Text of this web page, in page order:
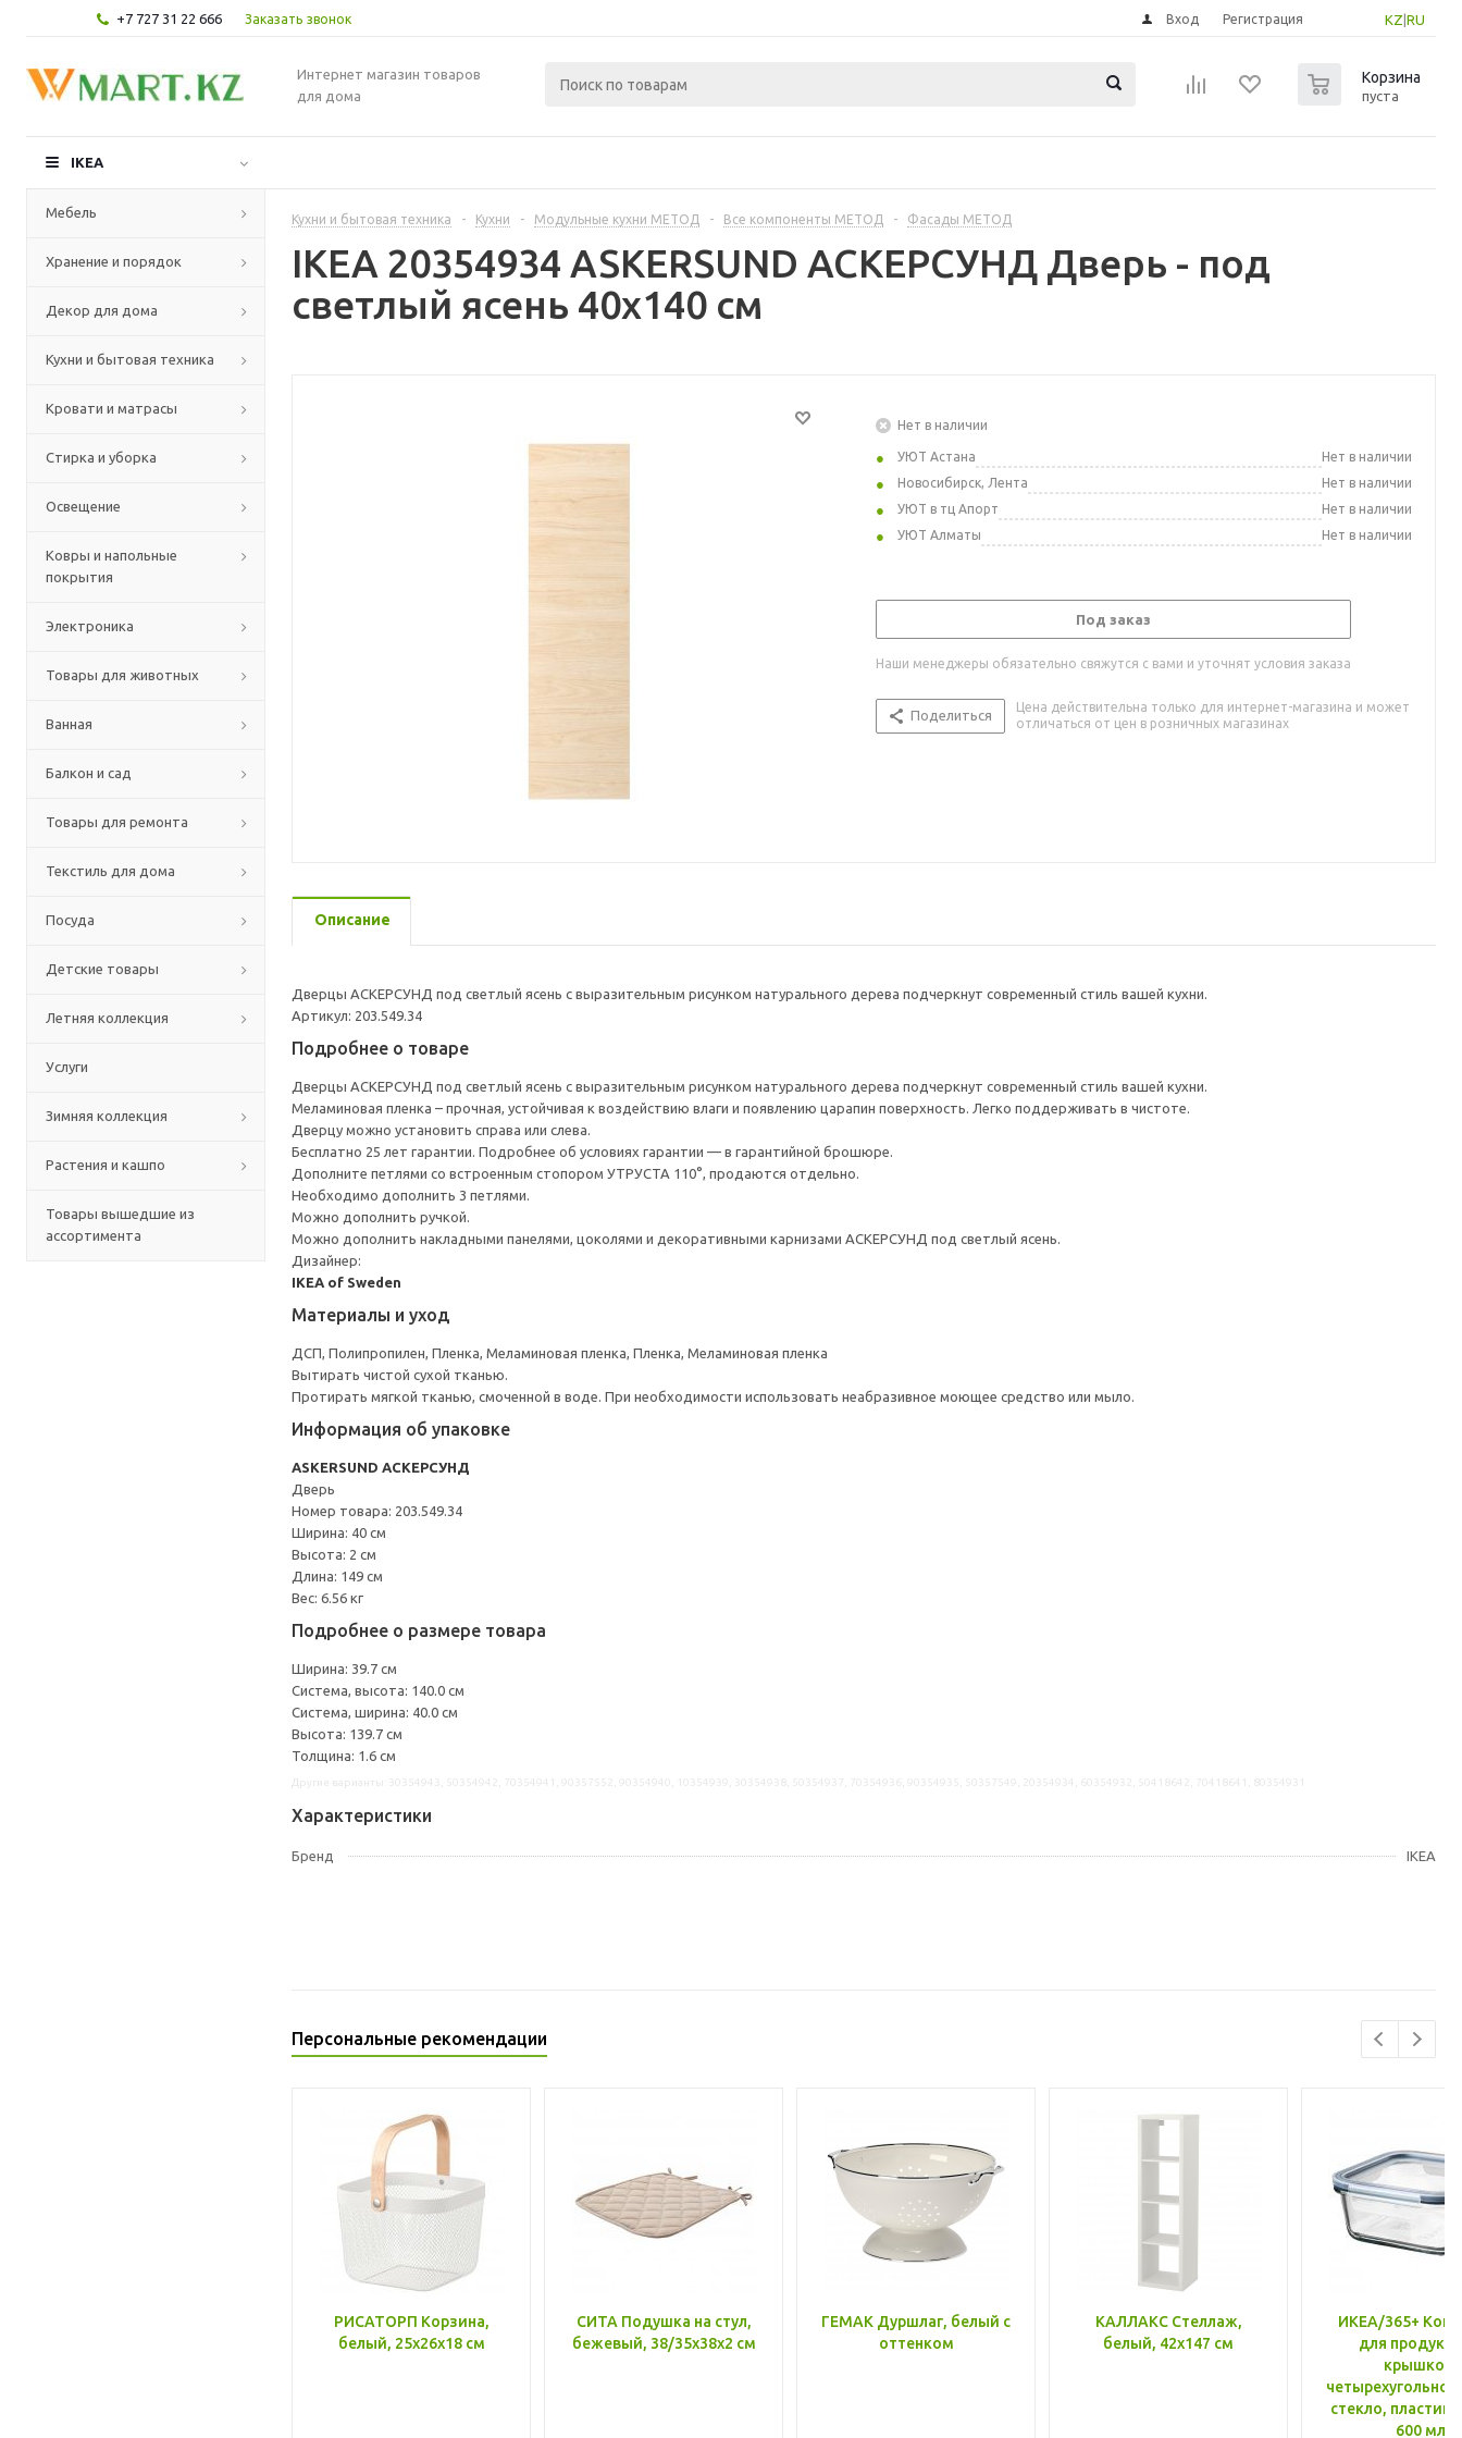
+7 727 31 22 666 Заказать звонок KZ RU
Вход Регистрация
Интернет магазин товаров
для дома
Корзина
пуста
IKEA
Мебель
Хранение и порядок
Декор для дома
Кухни и бытовая техника
Кровати и матрасы
Стирка и уборка
Освещение
Ковры и напольные
покрытия
Электроника
Товары для животных
Ванная
Балкон и сад
Товары для ремонта
Текстиль для дома
Посуда
Детские товары
Летняя коллекция
Услуги
Зимняя коллекция
Растения и кашпо
Товары вышедшие из
ассортимента
Кухни и бытовая техника - Кухни - Модульные кухни МЕТОД - Все компоненты МЕТОД - Фасады МЕТОД
IKEA 20354934 ASKERSUND АСКЕРСУНД Дверь - под
светлый ясень 40x140 см
Нет в наличии
УЮТ Астана
Нет в наличии
Новосибирск, Лента
Нет в наличии
УЮТ в тц Апорт
Нет в наличии
УЮТ Алматы
Нет в наличии
Под заказ
Наши менеджеры обязательно свяжутся с вами и уточнят условия заказа
Поделиться
Цена действительна только для интернет-магазина и может
отличаться от цен в розничных магазинах
Описание
Дверцы АСКЕРСУНД под светлый ясень с выразительным рисунком натурального дерева подчеркнут современный стиль вашей кухни.
Артикул: 203.549.34
Подробнее о товаре
Дверцы АСКЕРСУНД под светлый ясень с выразительным рисунком натурального дерева подчеркнут современный стиль вашей кухни.
Меламиновая пленка – прочная, устойчивая к воздействию влаги и появлению царапин поверхность. Легко поддерживать в чистоте.
Дверцу можно установить справа или слева.
Бесплатно 25 лет гарантии. Подробнее об условиях гарантии — в гарантийной брошюре.
Дополните петлями со встроенным стопором УТРУСТА 110°, продаются отдельно.
Необходимо дополнить 3 петлями.
Можно дополнить ручкой.
Можно дополнить накладными панелями, цоколями и декоративными карнизами АСКЕРСУНД под светлый ясень.
Дизайнер:
IKEA of Sweden
Материалы и уход
ДСП, Полипропилен, Пленка, Меламиновая пленка, Пленка, Меламиновая пленка
Вытирать чистой сухой тканью.
Протирать мягкой тканью, смоченной в воде. При необходимости использовать неабразивное моющее средство или мыло.
Информация об упаковке
ASKERSUND АСКЕРСУНД
Дверь
Номер товара: 203.549.34
Ширина: 40 см
Высота: 2 см
Длина: 149 см
Вес: 6.56 кг
Подробнее о размере товара
Ширина: 39.7 см
Система, высота: 140.0 см
Система, ширина: 40.0 см
Высота: 139.7 см
Толщина: 1.6 см
Характеристики
Бренд IKEA
Персональные рекомендации
РИСАТОРП Корзина,
белый, 25x26x18 см
СИТА Подушка на стул,
бежевый, 38/35x38x2 см
ГЕМАК Дуршлаг, белый с
оттенком
КАЛЛАКС Стеллаж,
белый, 42x147 см
ИКЕА/365+
для
крышкой,
стекло, пластик
600 мл